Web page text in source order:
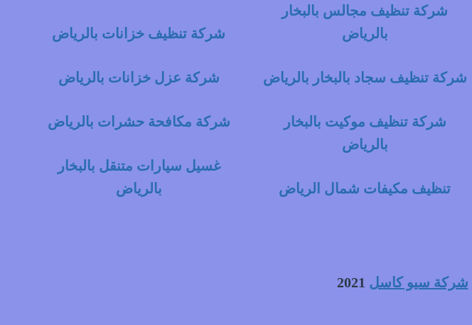
شركة تنظيف مجالس بالبخار
بالرياض
شركة تنظيف سجاد بالبخار بالرياض
شركة تنظيف موكيت بالبخار
بالرياض
تنظيف مكيفات شمال الرياض
شركة تنظيف خزانات بالرياض
شركة عزل خزانات بالرياض
شركة مكافحة حشرات بالرياض
غسيل سيارات متنقل بالبخار
بالرياض
شركة سيو كاسل